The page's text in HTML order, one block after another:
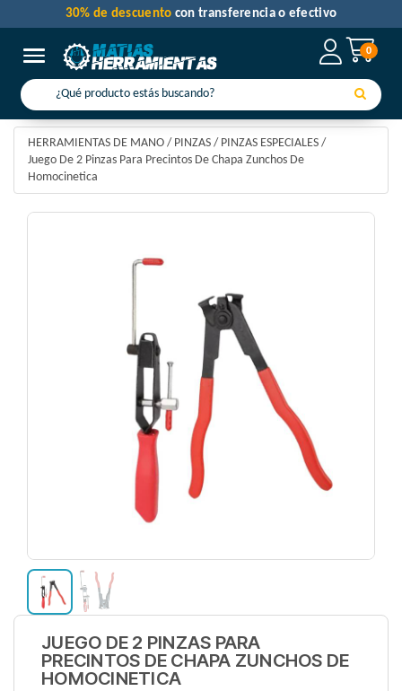
0
Toggle navigation
30% de descuento con transferencia o efectivo
HERRAMIENTAS DE MANO / PINZAS / PINZAS ESPECIALES /
Juego De 2 Pinzas Para Precintos De Chapa Zunchos De
Homocinetica
JUEGO DE 2 PINZAS PARA
PRECINTOS DE CHAPA ZUNCHOS DE
HOMOCINETICA